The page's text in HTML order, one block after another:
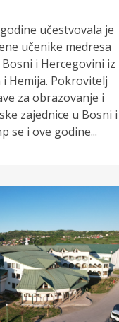
učestvovala je
učenike medresa
i Hercegovini iz
Hemija. Pokrovitelj
za obrazovanje i
zajednice u Bosni i
se i ove godine...